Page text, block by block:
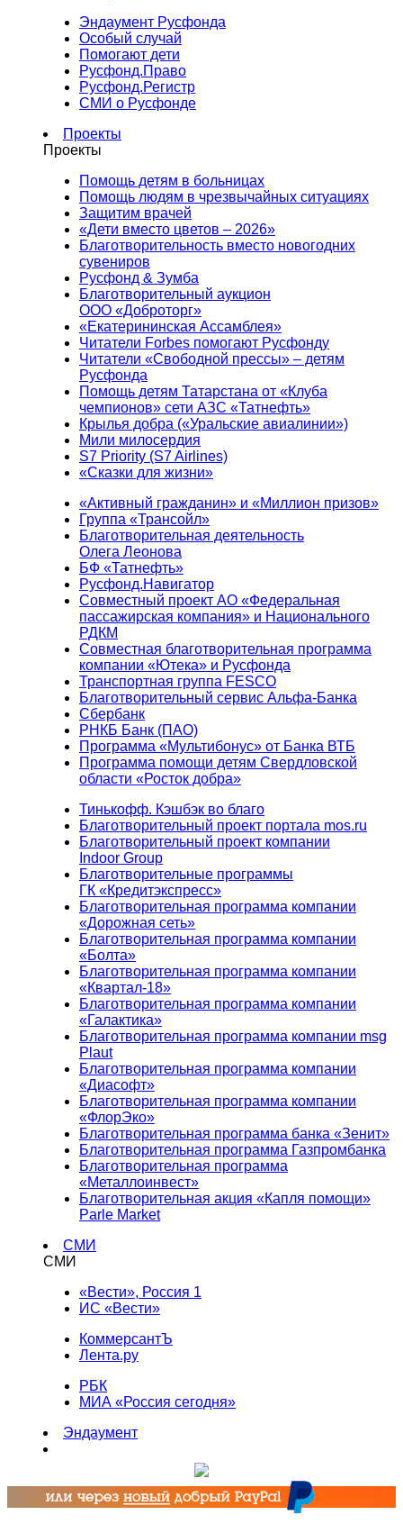
Эндаумент Русфонда
Особый случай
Помогают дети
Русфонд.Право
Русфонд.Регистр
СМИ о Русфонде
Проекты
Проекты
Помощь детям в больницах
Помощь людям в чрезвычайных ситуациях
Защитим врачей
«Дети вместо цветов – 2026»
Благотворительность вместо новогодних
сувениров
Русфонд & Зумба
Благотворительный аукцион
ООО «Доброторг»
«Екатерининская Ассамблея»
Читатели Forbes помогают Русфонду
Читатели «Свободной прессы» – детям
Русфонда
Помощь детям Татарстана от «Клуба
чемпионов» сети АЗС «Татнефть»
Крылья добра («Уральские авиалинии»)
Мили милосердия
S7 Priority (S7 Airlines)
«Сказки для жизни»
«Активный гражданин» и «Миллион призов»
Группа «Трансойл»
Благотворительная деятельность
Олега Леонова
БФ «Татнефть»
Русфонд.Навигатор
Совместный проект АО «Федеральная
пассажирская компания» и Национального
РДКМ
Совместная благотворительная программа
компании «Ютека» и Русфонда
Транспортная группа FESCO
Благотворительный сервис Альфа-Банка
Сбербанк
РНКБ Банк (ПАО)
Программа «Мультибонус» от Банка ВТБ
Программа помощи детям Свердловской
области «Росток добра»
Тинькофф. Кэшбэк во благо
Благотворительный проект портала mos.ru
Благотворительный проект компании
Indoor Group
Благотворительные программы
ГК «Кредитэкспресс»
Благотворительная программа компании
«Дорожная сеть»
Благотворительная программа компании
«Болта»
Благотворительная программа компании
«Квартал-18»
Благотворительная программа компании
«Галактика»
Благотворительная программа компании msg
Plaut
Благотворительная программа компании
«Диасофт»
Благотворительная программа компании
«ФлорЭко»
Благотворительная программа банка «Зенит»
Благотворительная программа Газпромбанка
Благотворительная программа
«Металлоинвест»
Благотворительная акция «Капля помощи»
Parle Market
СМИ
СМИ
«Вести», Россия 1
ИС «Вести»
КоммерсантЪ
Лента.ру
РБК
МИА «Россия сегодня»
Эндаумент